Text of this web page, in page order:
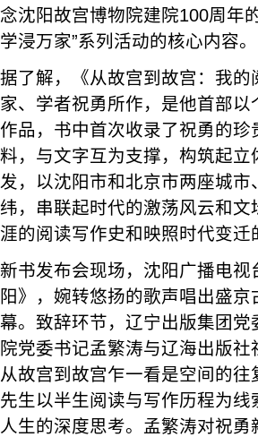
念沈阳故宫博物院建院100周年
学浸万家”系列活动的核心内容。
据了解，《从故宫到故宫：我
家、学者祝勇所作，是他首部
作品，书中首次收录了祝勇的
料，与文字互为支撑，构筑起
发，以沈阳市和北京市两座城
纬，串联起时代的激荡风云和
涯的阅读写作史和映照时代变迁
新书发布会现场，沈阳广播电
阳》，婉转悠扬的歌声唱出盛
幕。致辞环节，辽宁出版集团
院党委书记孟繁涛与辽海出版
从故宫到故宫乍一看是空间的
先生以半生阅读与写作历程为
人生的深度思考。孟繁涛对祝